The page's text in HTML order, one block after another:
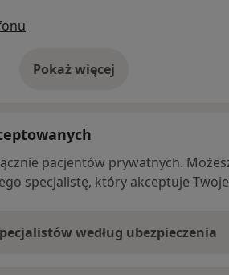
Pokaż więcej
o adresie
pacjentów prywatnych.
specjalistę, który akceptuje
według ubezpieczenia